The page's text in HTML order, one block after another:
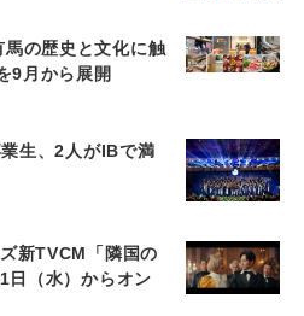
の歴史と文化に触
9月から展開
生、2人がIBで満
新TVCM「隣国の
日（水）からオン